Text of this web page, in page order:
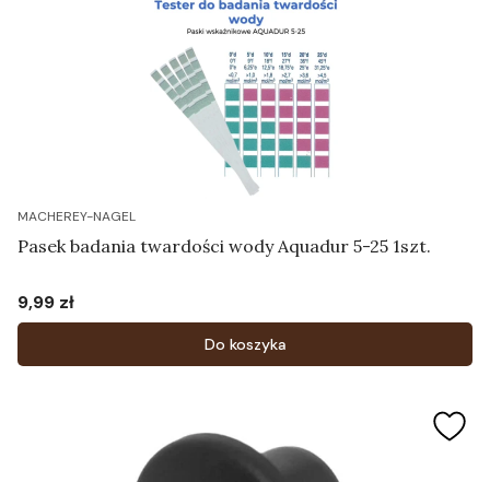
MACHEREY-NAGEL
Pasek badania twardości wody Aquadur 5-25 1szt.
Cena
9,99 zł
Do koszyka